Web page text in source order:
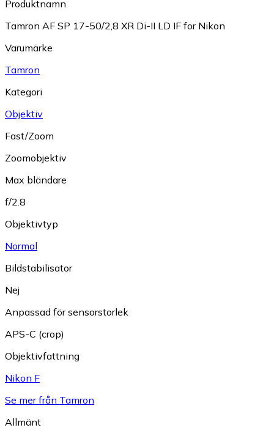
Produktnamn
Tamron AF SP 17-50/2,8 XR Di-II LD IF for Nikon
Varumärke
Tamron
Kategori
Objektiv
Fast/Zoom
Zoomobjektiv
Max bländare
f/2.8
Objektivtyp
Normal
Bildstabilisator
Nej
Anpassad för sensorstorlek
APS-C (crop)
Objektivfattning
Nikon F
Se mer från Tamron
Allmänt